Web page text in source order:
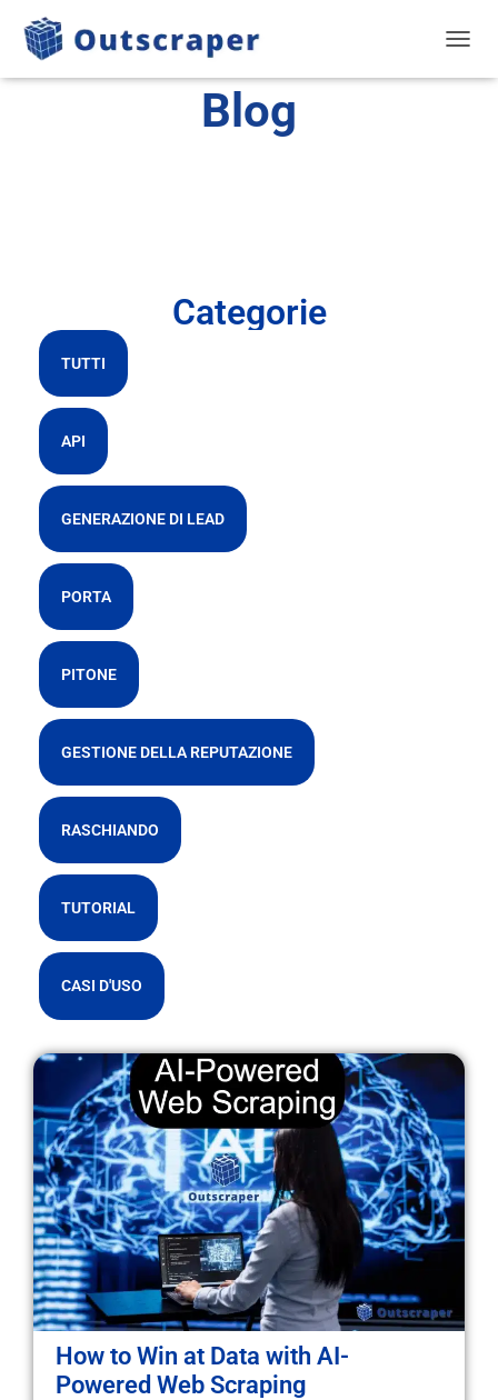
Blog
Categorie
TUTTI
API
GENERAZIONE DI LEAD
PORTA
PITONE
GESTIONE DELLA REPUTAZIONE
RASCHIANDO
TUTORIAL
CASI D'USO
How to Win at Data with AI-
Powered Web Scraping